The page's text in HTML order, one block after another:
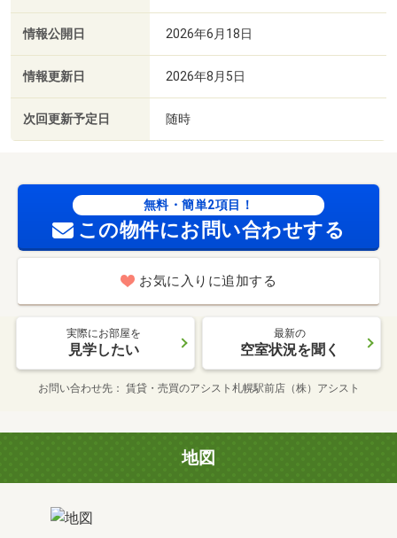
情報公開日 2026年6月18日
情報更新日 2026年8月5日
次回更新予定日 随時
無料・簡単2項目！
この物件にお問い合わせする
お気に入りに追加する
実際にお部屋を
見学したい
最新の
空室状況を聞く
お問い合わせ先 賃貸・売買のアシスト札幌駅前店（株）アシスト
地図